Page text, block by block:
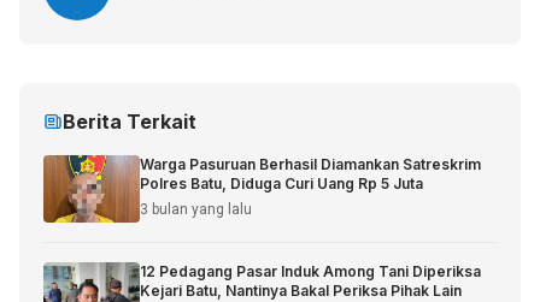
Berita Terkait
Warga Pasuruan Berhasil Diamankan Satreskrim
Polres Batu, Diduga Curi Uang Rp 5 Juta
3 bulan yang lalu
12 Pedagang Pasar Induk Among Tani Diperiksa
Kejari Batu, Nantinya Bakal Periksa Pihak Lain